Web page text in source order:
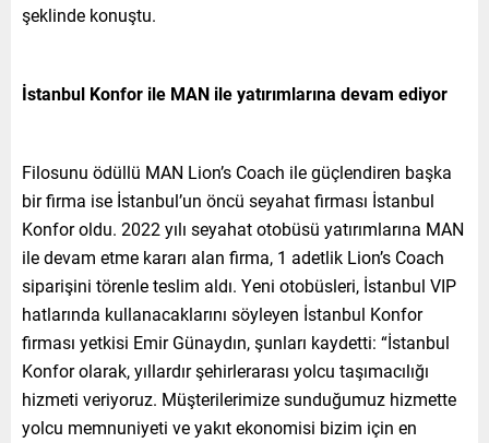
şeklinde konuştu.
İstanbul Konfor ile MAN ile yatırımlarına devam ediyor
Filosunu ödüllü MAN Lion’s Coach ile güçlendiren başka
bir firma ise İstanbul’un öncü seyahat firması İstanbul
Konfor oldu. 2022 yılı seyahat otobüsü yatırımlarına MAN
ile devam etme kararı alan firma, 1 adetlik Lion’s Coach
siparişini törenle teslim aldı. Yeni otobüsleri, İstanbul VIP
hatlarında kullanacaklarını söyleyen İstanbul Konfor
firması yetkisi Emir Günaydın, şunları kaydetti: “İstanbul
Konfor olarak, yıllardır şehirlerarası yolcu taşımacılığı
hizmeti veriyoruz. Müşterilerimize sunduğumuz hizmette
yolcu memnuniyeti ve yakıt ekonomisi bizim için en